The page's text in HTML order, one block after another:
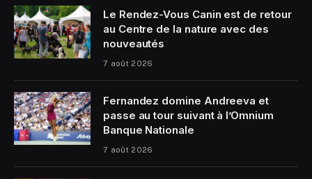
Le Rendez-Vous Canin est de retour
au Centre de la nature avec des
nouveautés
7 août 2026
Fernandez domine Andreeva et
passe au tour suivant à l’Omnium
Banque Nationale
7 août 2026